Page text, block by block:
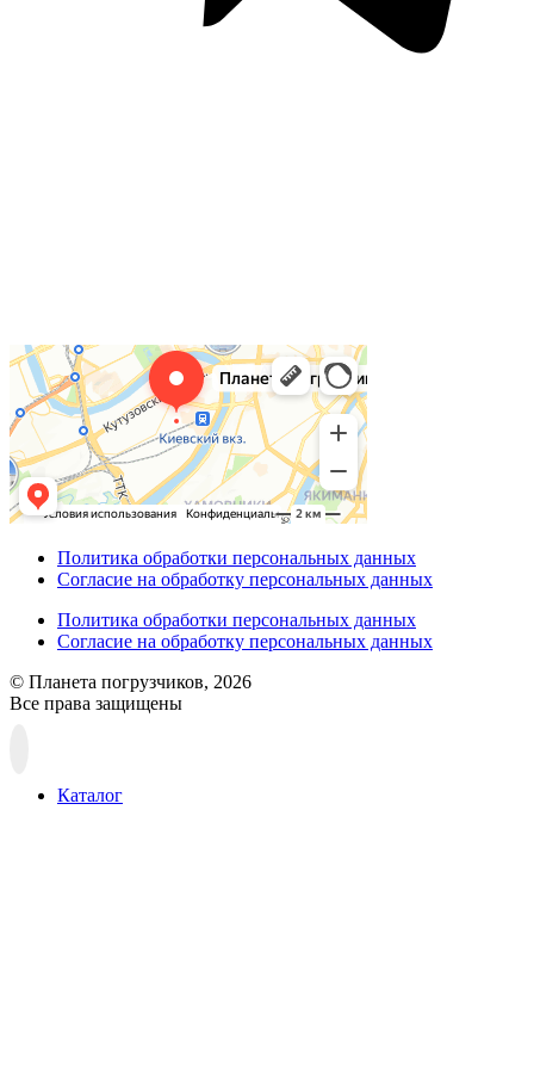
Политика обработки персональных данных
Согласие на обработку персональных данных
Политика обработки персональных данных
Согласие на обработку персональных данных
© Планета погрузчиков, 2026
Все права защищены
Каталог